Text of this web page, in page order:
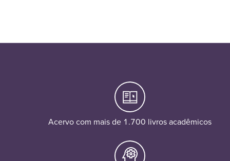
Acervo com mais de 1.700 livros acadêmicos